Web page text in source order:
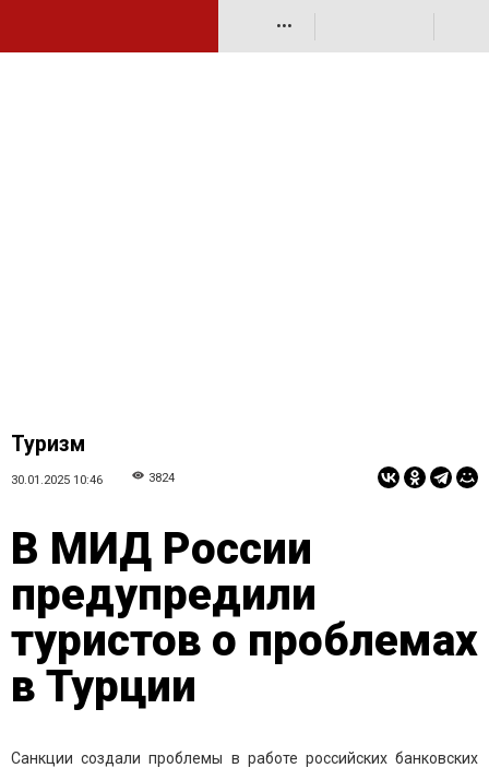
•••
Туризм
30.01.2025 10:46 3824
В МИД России
предупредили
туристов о проблемах
в Турции
Санкции создали проблемы в работе российских банковских